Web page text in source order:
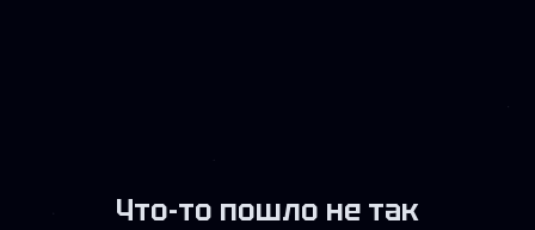
Что-то пошло не так